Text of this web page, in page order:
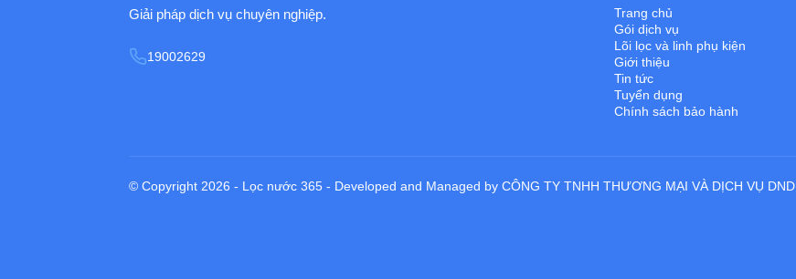
Giải pháp dịch vụ chuyên nghiệp.
19002629
Trang chủ
Gói dịch vụ
Lõi lọc và linh phụ kiện
Giới thiệu
Tin tức
Tuyển dụng
Chính sách bảo hành
© Copyright 2026 - Lọc nước 365 - Developed and Managed by CÔNG TY TNHH THƯƠNG MẠI VÀ DỊCH VỤ DND